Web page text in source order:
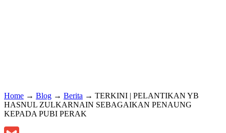
Home → Blog → Berita → TERKINI | PELANTIKAN YB
HASNUL ZULKARNAIN SEBAGAIKAN PENAUNG
KEPADA PUBI PERAK